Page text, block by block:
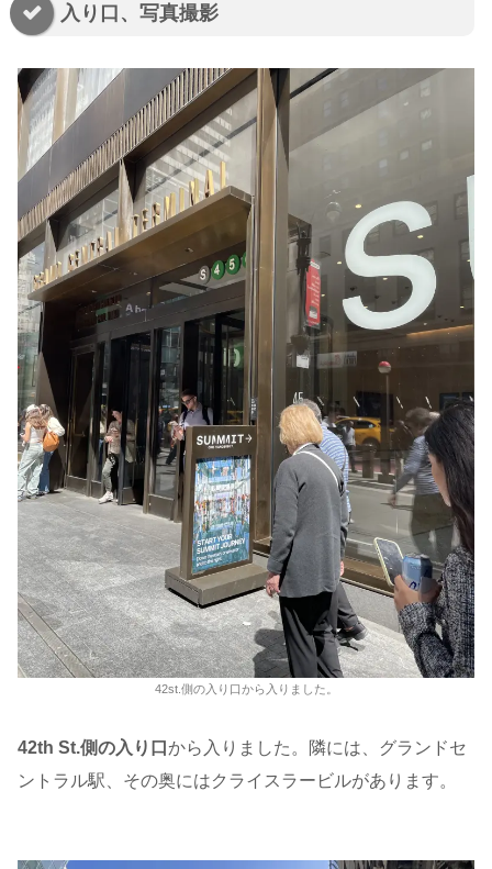
入り口、写真撮影
42st.側の入り口から入りました。
42th St.側の入り口 から入りました。隣には、グランドセ
ントラル駅、その奥にはクライスラービルがあります。